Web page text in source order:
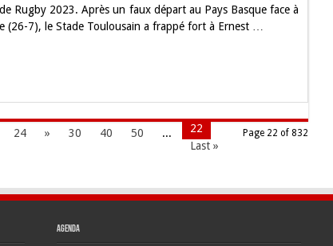
Rugby 2023. Après un faux départ au Pays Basque face à
(26-7), le Stade Toulousain a frappé fort à Ernest …
Page 22 of 832
22
24 » 30 40 50
...
Last »
Agenda